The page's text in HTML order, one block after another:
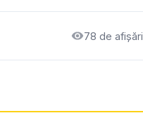
78 de afișări